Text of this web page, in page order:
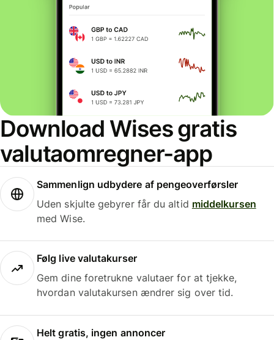
Download Wises gratis
valutaomregner-app
Sammenlign udbydere af pengeoverførsler
Uden skjulte gebyrer får du altid middelkursen
med Wise.
Følg live valutakurser
Gem dine foretrukne valutaer for at tjekke,
hvordan valutakursen ændrer sig over tid.
Helt gratis, ingen annoncer